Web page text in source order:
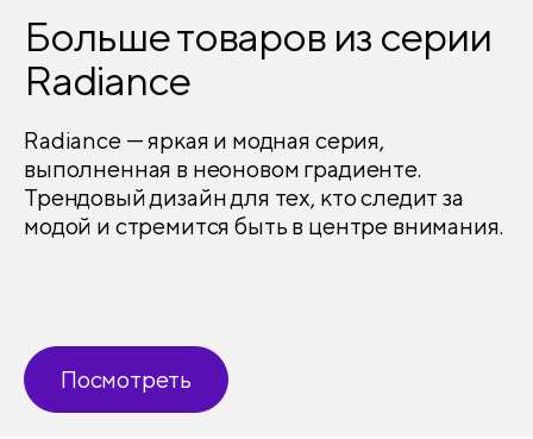
Больше товаров из серии
Radiance
Radiance — яркая и модная серия,
выполненная в неоновом градиенте.
Трендовый дизайн для тех, кто следит за
модой и стремится быть в центре внимания.
Посмотреть